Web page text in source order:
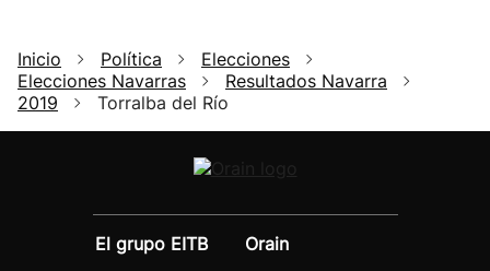
Inicio Política
Elecciones
Elecciones Navarras
Resultados Navarra
2019
Torralba del Río
El grupo EITB
Orain